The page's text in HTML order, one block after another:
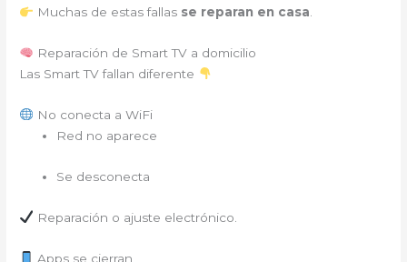
Muchas de estas fallas se reparan en casa.
Reparación de Smart TV a domicilio
Las Smart TV fallan diferente
No conecta a WiFi
Red no aparece
Se desconecta
Reparación o ajuste electrónico.
Apps se cierran